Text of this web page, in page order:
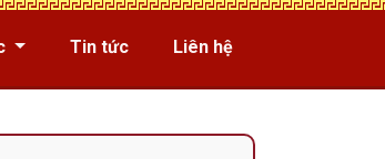
Tin tức Liên hệ